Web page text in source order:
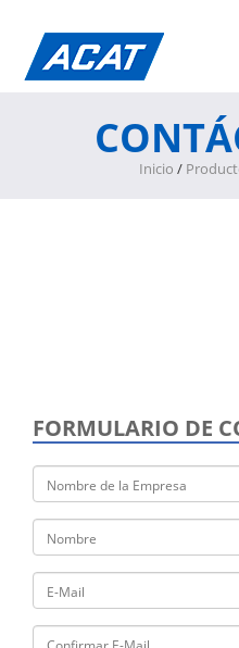
Inicio /
FORMULARIO DE